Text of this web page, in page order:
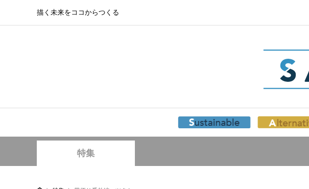
描く未来をココからつくる
特集